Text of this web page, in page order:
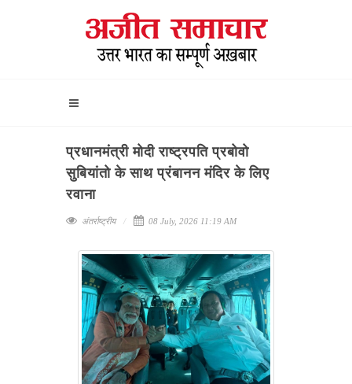
प्रधानमंत्री मोदी राष्ट्रपति प्रबोवो
सुबियांतो के साथ प्रंबानन मंदिर के लिए
रवाना
अंतर्राष्ट्रीय 08 July, 2026 11:19 AM